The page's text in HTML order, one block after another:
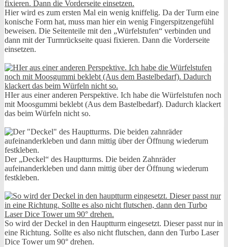
Hier wird es zum ersten Mal ein wenig kniffelig. Da der Turm eine
konische Form hat, muss man hier ein wenig Fingerspitzengefühl
beweisen. Die Seitenteile mit den „Würfelstufen“ verbinden und
dann mit der Turmrückseite quasi fixieren. Dann die Vorderseite
einsetzen.
HIer aus einer anderen Perspektive. Ich habe die Würfelstufen noch
mit Moosgummi beklebt (Aus dem Bastelbedarf). Dadurch klackert
das beim Würfeln nicht so.
Der „Deckel“ des Hauptturms. Die beiden Zahnräder
aufeinanderkleben und dann mittig über der Öffnung wiederum
festkleben.
So wird der Deckel in den Hauptturm eingesetzt. Dieser passt nur in
eine Richtung. Sollte es also nicht flutschen, dann den Turbo Laser
Dice Tower um 90° drehen.